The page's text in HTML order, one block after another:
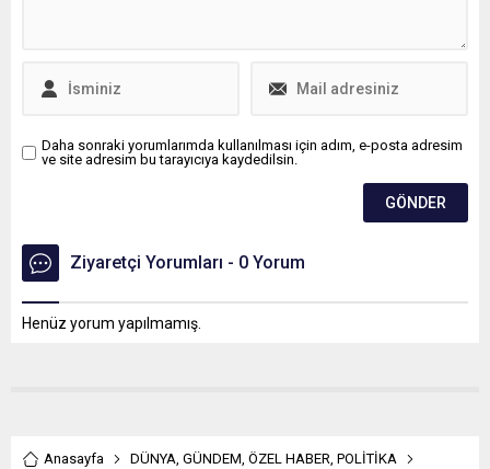
Daha sonraki yorumlarımda kullanılması için adım, e-posta adresim
ve site adresim bu tarayıcıya kaydedilsin.
Ziyaretçi Yorumları - 0 Yorum
Henüz yorum yapılmamış.
Anasayfa DÜNYA, GÜNDEM, ÖZEL HABER, POLİTİKA